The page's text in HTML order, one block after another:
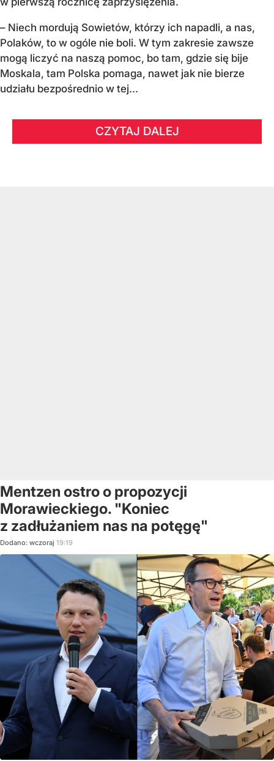
– Niech mordują Sowietów, którzy ich napadli, a nas,
Polaków, to w ogóle nie boli. W tym zakresie zawsze
mogą liczyć na naszą pomoc, bo tam, gdzie się bije
Moskala, tam Polska pomaga, nawet jak nie bierze
udziału bezpośrednio w tej...
CZYTAJ DALEJ
Mentzen ostro o propozycji
Morawieckiego. "Koniec
z zadłużaniem nas na potęgę"
Dodano: wczoraj 19:19